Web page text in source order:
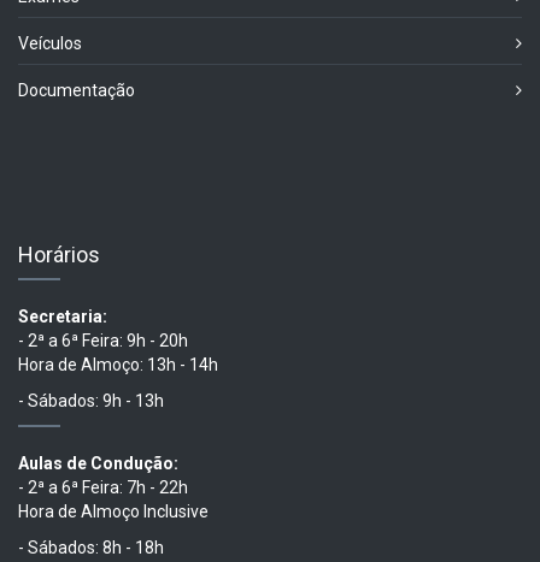
Veículos
Documentação
Horários
Secretaria:
- 2ª a 6ª Feira: 9h - 20h
Hora de Almoço: 13h - 14h
- Sábados: 9h - 13h
Aulas de Condução:
- 2ª a 6ª Feira: 7h - 22h
Hora de Almoço Inclusive
- Sábados: 8h - 18h